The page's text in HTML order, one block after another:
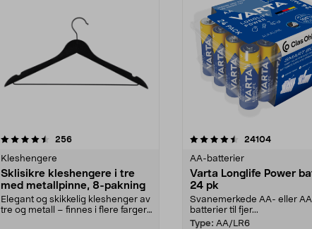
256anmeldelser
Kleshengere
Sklisikre kleshengere i tre
med metallpinne, 8-pakning
Elegant og skikkelig kleshenger av
tre og metall – finnes i flere farger.
4.5av 5 stjerner 24104
AA-batterier
Varta Longlife Power
24 pk
Svanemerkede AA- eller
batterier til fjer...
Type: AA/LR6
4.5av 5 stjerner